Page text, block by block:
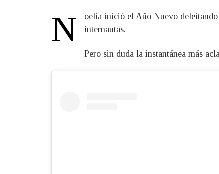
N
oelia inició el Año Nuevo deleitando
internautas.
Pero sin duda la instantánea más